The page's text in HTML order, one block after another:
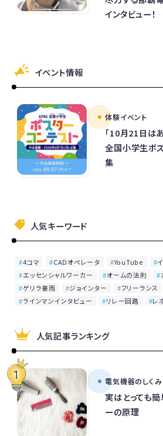
インタビュー！
イベント情報
体験イベント
「10月21日は
全国小学生ポ
集
人気キーワード
4コマ CADオペレータ YouTube
エッセンシャルワーカー
オームの法則
ゲリラ豪雨
ジョインター フリーランス
ラインマンインタビュー
リレー回路 レ
人気記事ランキング
電気機器のしくみ
実はとっても
ーの原理